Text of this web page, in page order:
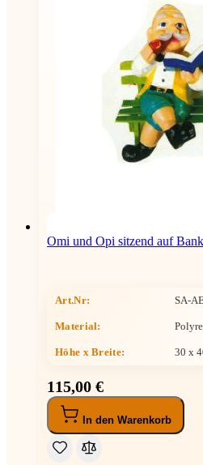
Omi und Opi sitzend auf
Art.Nr: SA-
Material:
Höhe x Breite: 30 x
115,00 €
In den Warenkorb